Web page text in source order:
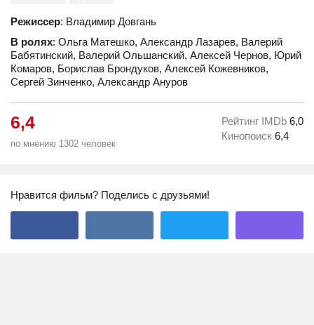
Режиссер: Владимир Довгань
В ролях: Ольга Матешко, Александр Лазарев, Валерий
Бабятинский, Валерий Ольшанский, Алексей Чернов, Юрий
Комаров, Борислав Брондуков, Алексей Кожевников,
Сергей Зинченко, Александр Ануров
6,4
по мнению 1302 человек
Рейтинг IMDb 6,0
Кинопоиск 6,4
Нравится фильм? Поделись с друзьями!